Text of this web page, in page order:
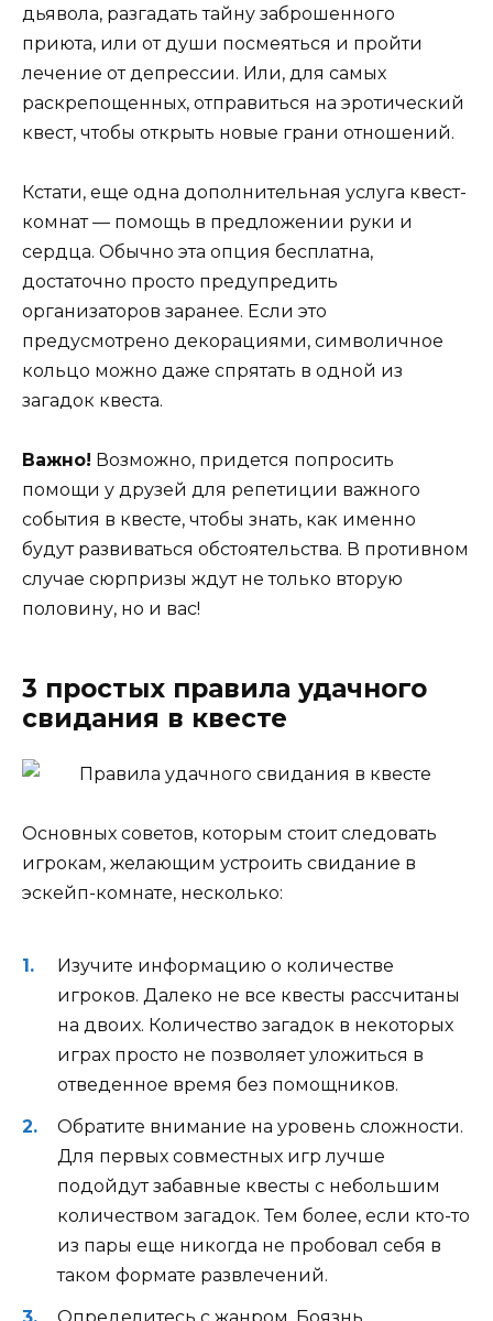
дьявола, разгадать тайну заброшенного
приюта, или от души посмеяться и пройти
лечение от депрессии. Или, для самых
раскрепощенных, отправиться на эротический
квест, чтобы открыть новые грани отношений.
Кстати, еще одна дополнительная услуга квест-
комнат — помощь в предложении руки и
сердца. Обычно эта опция бесплатна,
достаточно просто предупредить
организаторов заранее. Если это
предусмотрено декорациями, символичное
кольцо можно даже спрятать в одной из
загадок квеста.
Важно! Возможно, придется попросить
помощи у друзей для репетиции важного
события в квесте, чтобы знать, как именно
будут развиваться обстоятельства. В противном
случае сюрпризы ждут не только вторую
половину, но и вас!
3 простых правила удачного
свидания в квесте
Основных советов, которым стоит следовать
игрокам, желающим устроить свидание в
эскейп-комнате, несколько:
Изучите информацию о количестве
игроков. Далеко не все квесты рассчитаны
на двоих. Количество загадок в некоторых
играх просто не позволяет уложиться в
отведенное время без помощников.
Обратите внимание на уровень сложности.
Для первых совместных игр лучше
подойдут забавные квесты с небольшим
количеством загадок. Тем более, если кто-то
из пары еще никогда не пробовал себя в
таком формате развлечений.